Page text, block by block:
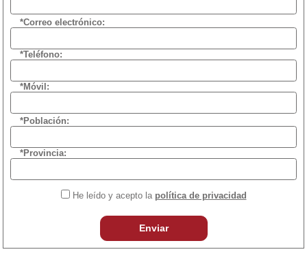
*Correo electrónico:
*Teléfono:
*Móvil:
*Población:
*Provincia:
He leído y acepto la política de privacidad
Enviar